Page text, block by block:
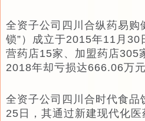
全资子公司四川合纵药易购
锁”）成立于2015年11月
营药店15家、加盟药店305
2018年却亏损达666.06万元
全资子公司四川合时代食品
25日，其通过新建现代化